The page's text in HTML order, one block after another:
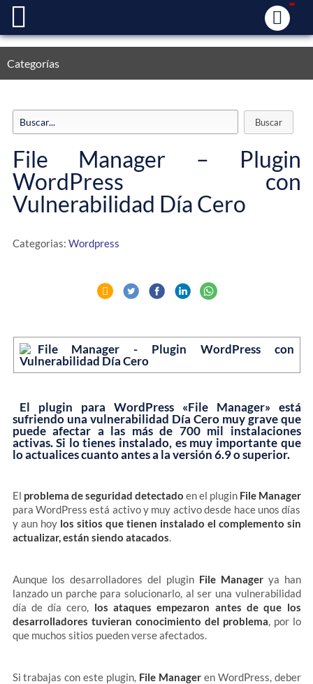
Categorías
File Manager – Plugin
WordPress con
Vulnerabilidad Día Cero
Categorias: Wordpress
El plugin para WordPress «File Manager» está
sufriendo una vulnerabilidad Día Cero muy grave que
puede afectar a las más de 700 mil instalaciones
activas. Si lo tienes instalado, es muy importante que
lo actualices cuanto antes a la versión 6.9 o superior.
El problema de seguridad detectado en el plugin File Manager
para WordPress está activo y muy activo desde hace unos días
y aun hoy los sitios que tienen instalado el complemento sin
actualizar, están siendo atacados.
Aunque los desarrolladores del plugin File Managerya han
lanzado un parche para solucionarlo, al ser una vulnerabilidad
día de día cero, los ataques empezaron antes de que los
desarrolladores tuvieran conocimiento del problema, por lo
que muchos sitios pueden verse afectados.
Si trabajas con este plugin, File Manageren WordPress, deber